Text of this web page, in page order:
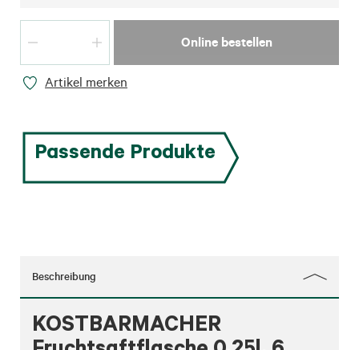
Online bestellen
Artikel merken
Passende Produkte
Beschreibung
KOSTBARMACHER